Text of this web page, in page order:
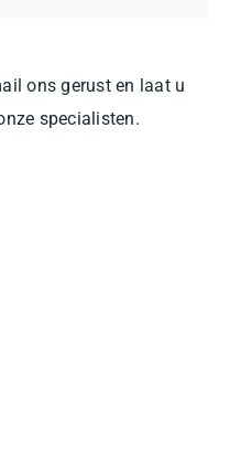
ons gerust en laat u
specialisten.